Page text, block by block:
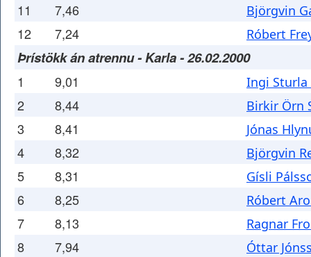
11 7,46 Björgvin
12 7,24 Róbert
Þrístökk án atrennu - Karla - 26.02.2000
1 9,01 Ingi
2 8,44 Birkir Örn
3 8,41 Jónas
4 8,32 Björgvin
5 8,31 Gísli
6 8,25 Róbert
7 8,13 Ragnar
8 7,94 Óttar